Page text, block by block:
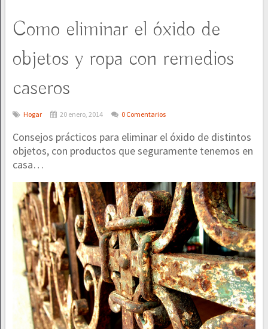
Como eliminar el óxido de
objetos y ropa con remedios
caseros
Hogar 20 enero, 2014 0 Comentarios
Consejos prácticos para eliminar el óxido de distintos
objetos, con productos que seguramente tenemos en
casa…